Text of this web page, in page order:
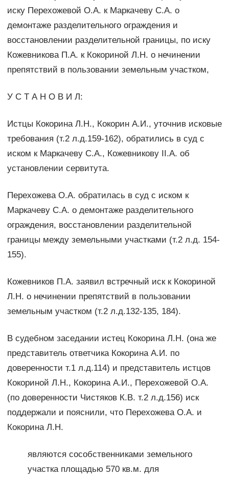
иску Перехожевой О.А. к Маркачеву С.А. о
демонтаже разделительного ограждения и
восстановлении разделительной границы, по иску
Кожевникова П.А. к Кокориной Л.Н. о нечинении
препятствий в пользовании земельным участком,
У С Т А Н О В И Л:
Истцы Кокорина Л.Н., Кокорин А.И., уточнив исковые
требования (т.2 л.д.159-162), обратились в суд с
иском к Маркачеву С.А., Кожевникову II.А. об
установлении сервитута.
Перехожева О.А. обратилась в суд с иском к
Маркачеву С.А. о демонтаже разделительного
ограждения, восстановлении разделительной
границы между земельными участками (т.2 л.д. 154-
155).
Кожевников П.А. заявил встречный иск к Кокориной
Л.Н. о нечинении препятствий в пользовании
земельным участком (т.2 л.д.132-135, 184).
В судебном заседании истец Кокорина Л.Н. (она же
представитель ответчика Кокорина А.И. по
доверенности т.1 л.д.114) и представитель истцов
Кокориной Л.Н., Кокорина А.И., Перехожевой О.А.
(по доверенности Чистяков К.В. т.2 л.д.156) иск
поддержали и пояснили, что Перехожева О.А. и
Кокорина Л.Н.
являются сособственниками земельного
участка площадью 570 кв.м. для